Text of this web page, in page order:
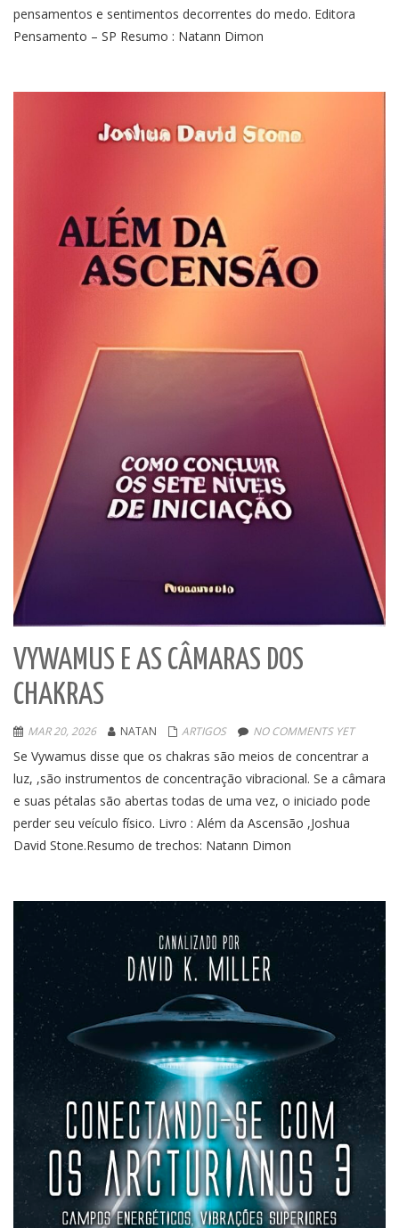
pensamentos e sentimentos decorrentes do medo. Editora
Pensamento – SP Resumo : Natann Dimon
VYWAMUS E AS CÂMARAS DOS
CHAKRAS
MAR 20, 2026 NATAN ARTIGOS NO COMMENTS YET
Se Vywamus disse que os chakras são meios de concentrar a
luz, ,são instrumentos de concentração vibracional. Se a câmara
e suas pétalas são abertas todas de uma vez, o iniciado pode
perder seu veículo físico. Livro : Além da Ascensão ,Joshua
David Stone.Resumo de trechos: Natann Dimon